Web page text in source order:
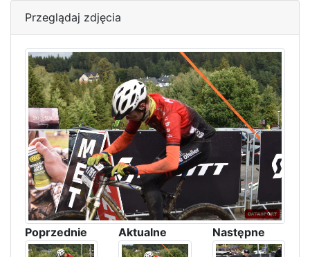
Przeglądaj zdjęcia
Poprzednie Aktualne Następne